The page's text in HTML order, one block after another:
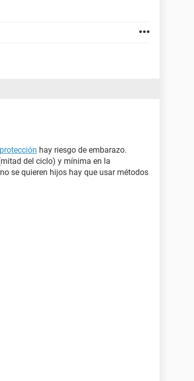
hay riesgo de embarazo.
del ciclo) y mínima en la
se quieren hijos hay que usar métodos